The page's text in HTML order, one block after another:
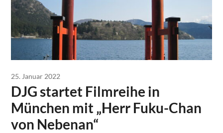
25. Januar 2022
DJG startet Filmreihe in
München mit „Herr Fuku-Chan
von Nebenan“